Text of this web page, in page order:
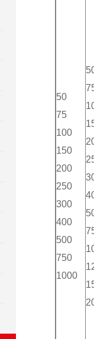
50
75
100
150
200
250
300
400
500
750
1000